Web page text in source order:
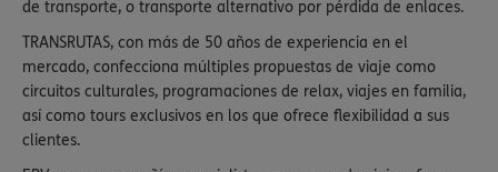
de transporte, o transporte alternativo por pérdida de enlaces.
TRANSRUTAS, con más de 50 años de experiencia en el
mercado, confecciona múltiples propuestas de viaje como
circuitos culturales, programaciones de relax, viajes en familia,
así como tours exclusivos en los que ofrece flexibilidad a sus
clientes.